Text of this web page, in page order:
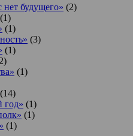
нет будущего» (2)
(1)
(1)
(3)
(1)
(1)
(14)
год» (1)
(1)
(1)